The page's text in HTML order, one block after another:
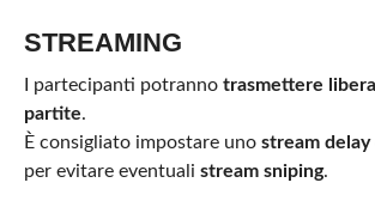
STREAMING
I partecipanti potranno trasmettere
partite.
È consigliato impostare unostream delay
per evitare eventuali stream sniping.